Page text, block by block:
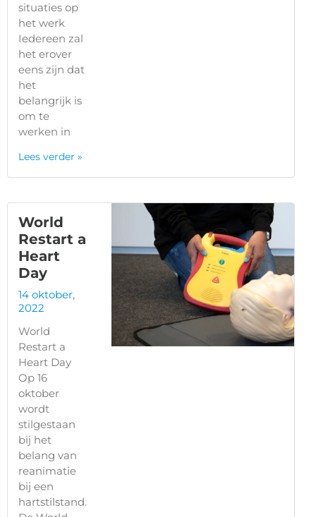
situaties op
het werk
Iedereen zal
het erover
eens zijn dat
het
belangrijk is
om te
werken in
Lees verder »
World
Restart a
Heart
Day
14 oktober,
2022
World
Restart a
Heart Day
Op 16
oktober
wordt
stilgestaan
bij het
belang van
reanimatie
bij een
hartstilstand.